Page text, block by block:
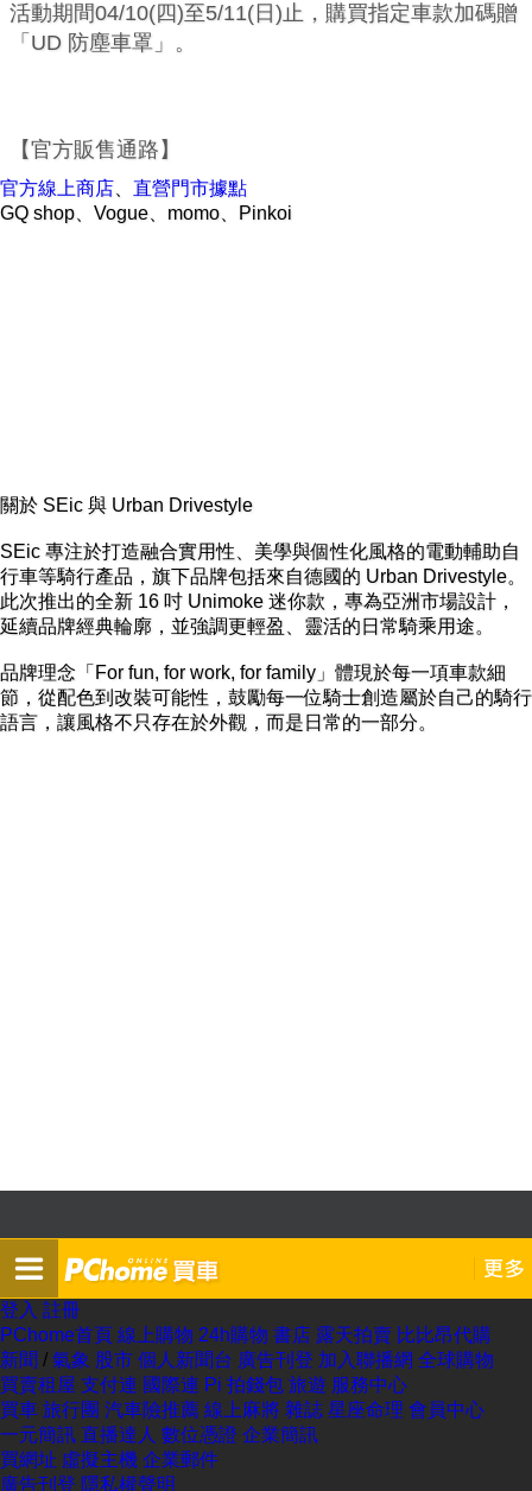
活動期間04/10(四)至5/11(日)止，購買指定車款加碼贈
「UD 防塵車罩」。
【官方販售通路】
官方線上商店
直營門市據點
GQ shop、Vogue、momo、Pinkoi
關於 SEic 與 Urban Drivestyle
SEic 專注於打造融合實用性、美學與個性化風格的電動輔助自
行車等騎行產品，旗下品牌包括來自德國的 Urban Drivestyle。
此次推出的全新 16 吋 Unimoke 迷你款，專為亞洲市場設計，
延續品牌經典輪廓，並強調更輕盈、靈活的日常騎乘用途。
品牌理念「For fun, for work, for family」體現於每一項車款細
節，從配色到改裝可能性，鼓勵每一位騎士創造屬於自己的騎行
語言，讓風格不只存在於外觀，而是日常的一部分。
登入 註冊
PChome首頁 線上購物 24h購物 書店 露天拍賣 比比昂代購
新聞 / 氣象 股市 個人新聞台 廣告刊登 加入聯播網 全球購物
買賣租屋 支付連 國際連 Pi 拍錢包 旅遊 服務中心
買車 旅行團 汽車險推薦 線上麻將 雜誌 星座命理 會員中心
一元簡訊 直播達人 數位憑證 企業簡訊
買網址 虛擬主機 企業郵件
廣告刊登 隱私權聲明